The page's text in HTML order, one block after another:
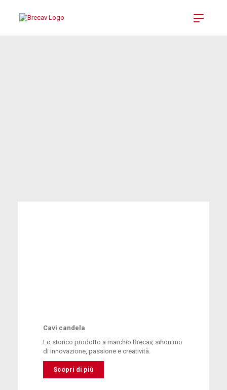
Cavi candela
Lo storico prodotto a marchio Brecav, sinonimo
di innovazione, passione e creatività.
Scopri di più